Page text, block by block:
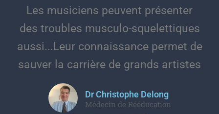
Les musiciens peuvent présenter
des troubles musculo-squelettiques
aussi...Leur connaissance permet de
sauver la carrière de grands artistes
Dr Christophe Delong
Médecin de Rééducation